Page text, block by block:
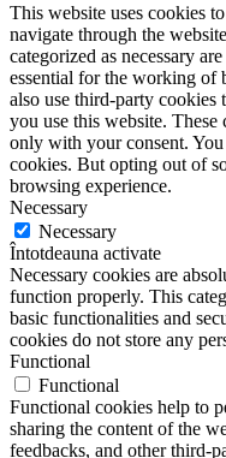
This website uses cookies
navigate through the
categorized as necessary
essential for the working of
also use third-party cookies
you use this website.
only with your consent.
cookies. But opting out of
browsing experience.
Necessary
Necessary
Întotdeauna activate
Necessary cookies are
function properly. This
basic functionalities and
cookies do not store any
Functional
Functional
Functional cookies help to
sharing the content of the
feedbacks, and other third-